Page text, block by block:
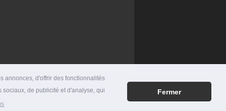
annonces, d'offrir des fonctionnalités
de publicité et d'analyse, qui
Fermer